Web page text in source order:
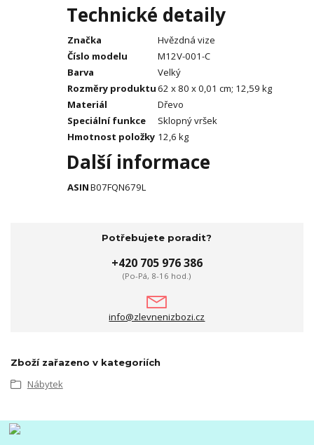
Technické detaily
Značka
Hvězdná vize
Číslo modelu
‎M12V-001-C
Barva
Velký
Rozměry produktu 62 x 80 x 0,01 cm; 12,59 kg
Materiál
Dřevo
Speciální funkce
Sklopný vršek
Hmotnost položky 12,6 kg
Další informace
ASINB07FQN679L
Potřebujete poradit?
+420 705 976 386
(Po-Pá, 8-16 hod.)
info@zlevnenizbozi.cz
Zboží zařazeno v kategoriích
Nábytek